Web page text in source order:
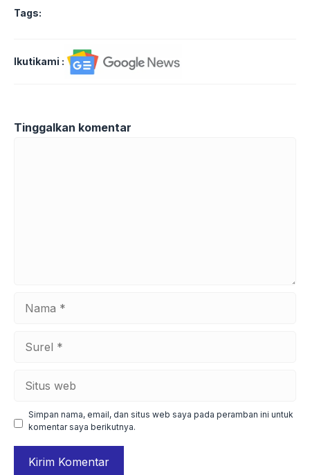
Tags:
Ikutikami :
Tinggalkan komentar
Simpan nama, email, dan situs web saya pada peramban ini untuk
komentar saya berikutnya.